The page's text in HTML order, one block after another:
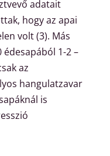
adatait
hogy az apai
volt (3). Más
édesapából 1-2 –
az
hangulatzavar
is